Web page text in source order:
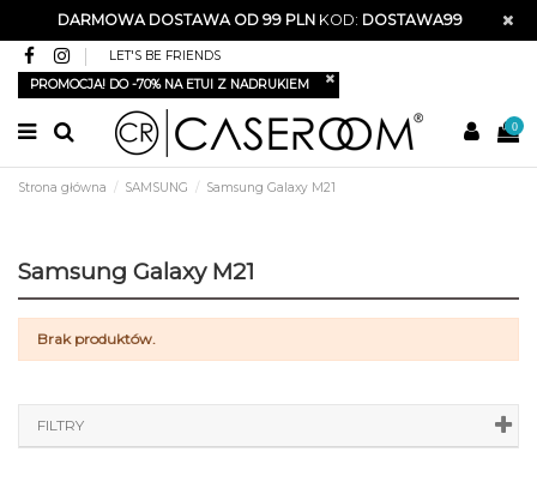
DARMOWA DOSTAWA OD 99 PLNKOD: DOSTAWA99
LET'S BE FRIENDS
PROMOCJA! DO -70% NA ETUI Z NADRUKIEM
0
Strona główna SAMSUNG Samsung Galaxy M21
Samsung Galaxy M21
Brak produktów.
FILTRY